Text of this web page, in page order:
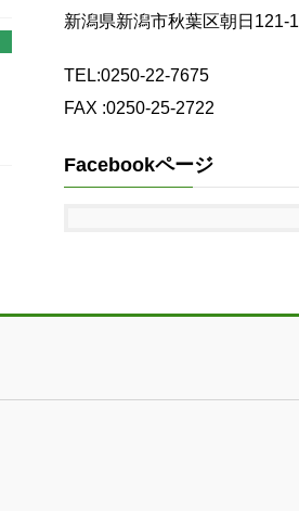
新潟県新潟市秋葉区朝日121-1
TEL:0250-22-7675
FAX :0250-25-2722
Facebookページ